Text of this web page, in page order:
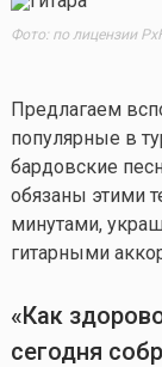
Фото: по лицензии
Предлагаем
популярные в
бардовские
обязаны этими
минутами,
гитарными
«Как
сегодня